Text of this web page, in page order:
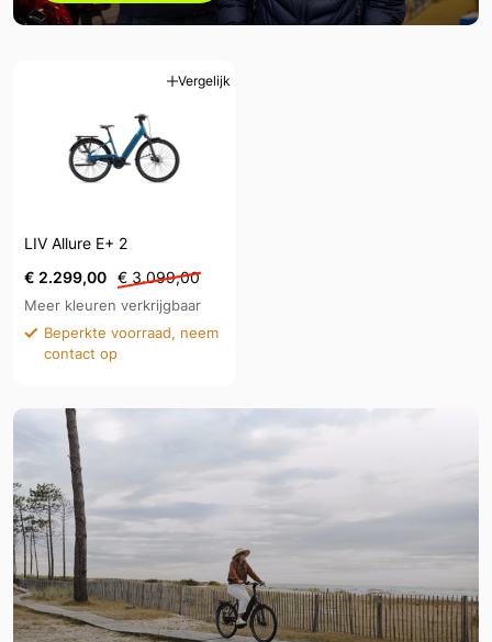
Vergelijk
LIV Allure E+ 2
€ 2.299,00 € 3.099,00
Meer kleuren verkrijgbaar
Beperkte voorraad, neem
contact op